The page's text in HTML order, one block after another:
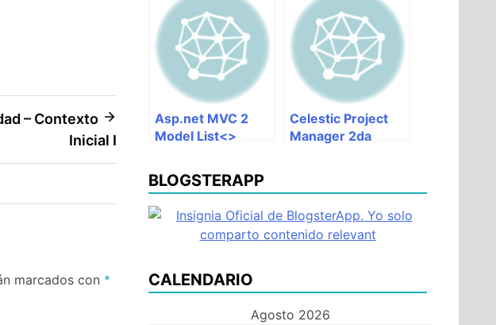
– Contexto
Inicial I
marcados con *
Asp.net MVC 2
Model List<>
Celestic Project
Manager 2da
BLOGSTERAPP
CALENDARIO
Agosto 2026